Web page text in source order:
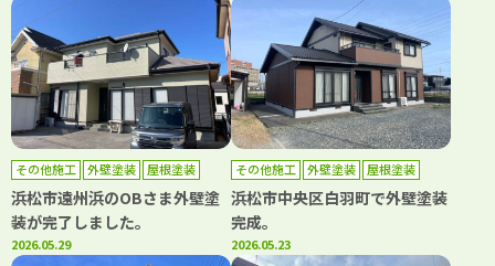
その他施工 外壁塗装
屋根塗装
防水工事
浜松市遠州浜のOBさま外壁塗
装が完了しました。
2026.05.29
その他施工 外壁塗装 屋根塗装
浜松市中央区白羽町で外壁塗装
完成。
2026.05.23